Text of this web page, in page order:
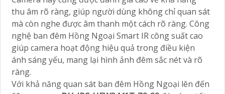
thu âm rõ ràng, giúp người dùng không chỉ quan sát
mà còn nghe được âm thanh một cách rõ ràng. Công
nghệ ban đêm Hồng Ngoại Smart IR công suất cao
giúp camera hoạt động hiệu quả trong điều kiện
ánh sáng yếu, mang lại hình ảnh đêm sắc nét và rõ
ràng.
Với khả năng quan sát ban đêm Hồng Ngoại lên đến